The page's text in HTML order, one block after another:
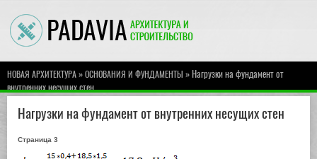
НОВАЯ АРХИТЕКТУРА»ОСНОВАНИЯ И ФУНДАМЕНТЫ » Нагрузки на фундамент от
внутренних несущих стен
Нагрузки на фундамент от внутренних несущих стен
Страница 3